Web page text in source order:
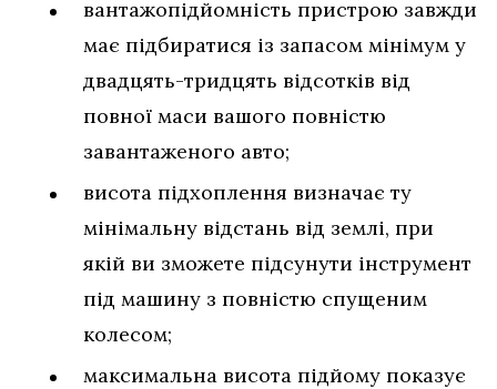
вантажопідйомність пристрою завжди
має підбиратися із запасом мінімум у
двадцять-тридцять відсотків від
повної маси вашого повністю
завантаженого авто;
висота підхоплення визначає ту
мінімальну відстань від землі, при
якій ви зможете підсунути інструмент
під машину з повністю спущеним
колесом;
максимальна висота підйому показує